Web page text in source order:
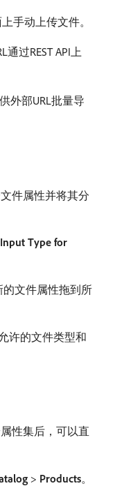
手动上传文件。
过REST API上
外部URL批量导
件属性并将其分
Type for
文件属性拖到所
许的文件类型和
性集后，可以直
> Products。